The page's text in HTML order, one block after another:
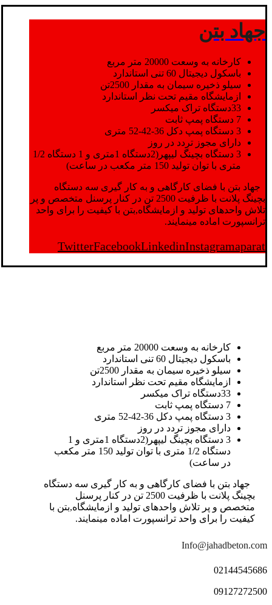
جهاد بتن
کارخانه به وسعت 20000 متر مربع
باسکول دیجیتال 60 تنی استاندارد
سیلو ذخیره سیمان به مقدار 2500تن
ازمایشگاه مقیم تحت نظر استاندارد
33دستگاه تراک میکسر
7 دستگاه پمپ ثابت
3 دستگاه پمپ دکل 36-42-52 متری
دارای مجوز تردد در روز
3 دستگاه بچینگ لیپهر(2دستگاه 1متری و 1 دستگاه 1/2
متری با توان تولید 150 متر مکعب در ساعت)
جهاد بتن با فضای کارگاهی و به کار گیری سه دستگاه
بچینگ پلانت با ظرفیت 2500 تن در کنار پرسنل متخصص و پر
تلاش واحدهای تولید و ازمایشگاه,بتن با کیفیت را برای واحد
ترانسپورت اماده مینمایند.
TwitterFacebookLinkedinInstagramaparat
کارخانه به وسعت 20000 متر مربع
باسکول دیجیتال 60 تنی استاندارد
سیلو ذخیره سیمان به مقدار 2500تن
ازمایشگاه مقیم تحت نظر استاندارد
33دستگاه تراک میکسر
7 دستگاه پمپ ثابت
3 دستگاه پمپ دکل 36-42-52 متری
دارای مجوز تردد در روز
3 دستگاه بچینگ لیپهر(2دستگاه 1متری و 1
دستگاه 1/2 متری با توان تولید 150 متر مکعب
در ساعت)
جهاد بتن با فضای کارگاهی و به کار گیری سه دستگاه
بچینگ پلانت با ظرفیت 2500 تن در کنار پرسنل
متخصص و پر تلاش واحدهای تولید و ازمایشگاه,بتن با
کیفیت را برای واحد ترانسپورت اماده مینمایند.
Info@jahadbeton.com
02144545686
09127272500